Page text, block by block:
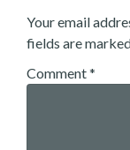
Your email
fields are
Comment*